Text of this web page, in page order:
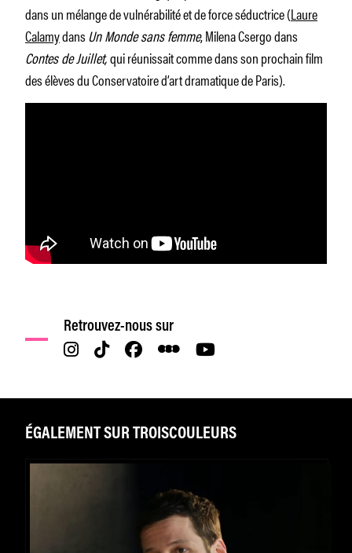
dans un mélange de vulnérabilité et de force séductrice (Laure
CalamydansUn Monde sans femme, Milena Csergo dans
Contes de Juillet,qui réunissait comme dans son prochain film
des élèves du Conservatoire d’art dramatique de Paris).
Retrouvez-nous sur
ÉGALEMENT SUR TROISCOULEURS